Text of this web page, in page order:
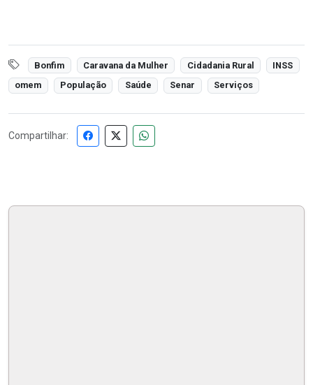
Bonfim Caravana da Mulher Cidadania Rural
INSS
omem
População Saúde Senar Serviços
Compartilhar: